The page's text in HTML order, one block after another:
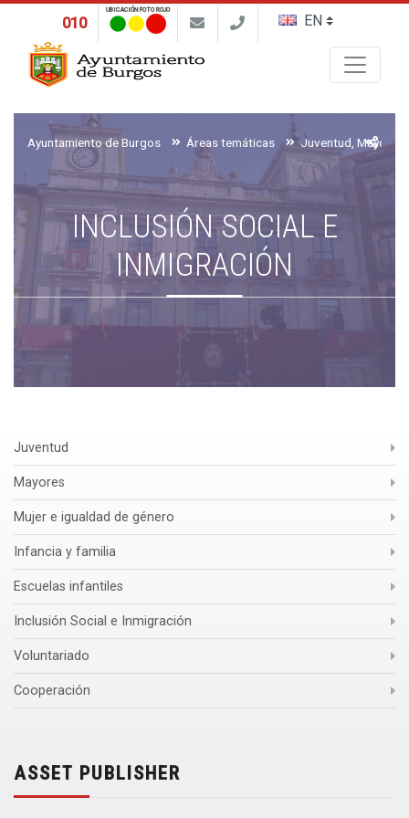
010
UBICACIÓN FOTO ROJO
Ayuntamiento de Burgos Áreas temáticas
INCLUSIÓN SOCIAL E
INMIGRACIÓN
Juventud
Mayores
Mujer e igualdad de género
Infancia y familia
Escuelas infantiles
Inclusión Social e Inmigración
Voluntariado
Cooperación
ASSET PUBLISHER